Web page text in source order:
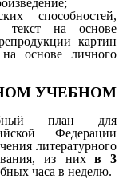
способностей,
текст на основе
картин
основе личного
УЧЕБНОМ
план для
Федерации
литературного
из них
в 3
часа в неделю.